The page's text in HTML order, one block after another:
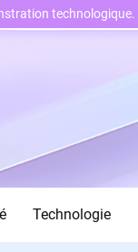
Technologie
technologique.